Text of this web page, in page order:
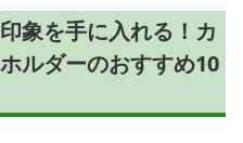
象を手に入れる！カ
ルダーのおすすめ10